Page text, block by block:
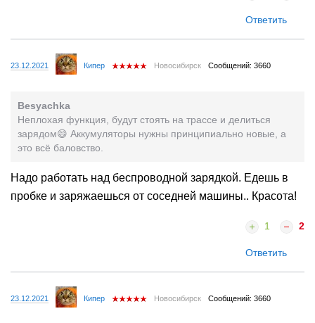
Ответить
23.12.2021 Кипер Новосибирск Сообщений: 3660
Besyachka
Неплохая функция, будут стоять на трассе и делиться
зарядом😄 Аккумуляторы нужны принципиально новые, а
это всё баловство.
Надо работать над беспроводной зарядкой. Едешь в
пробке и заряжаешься от соседней машины.. Красота!
1 2
Ответить
23.12.2021 Кипер Новосибирск Сообщений: 3660